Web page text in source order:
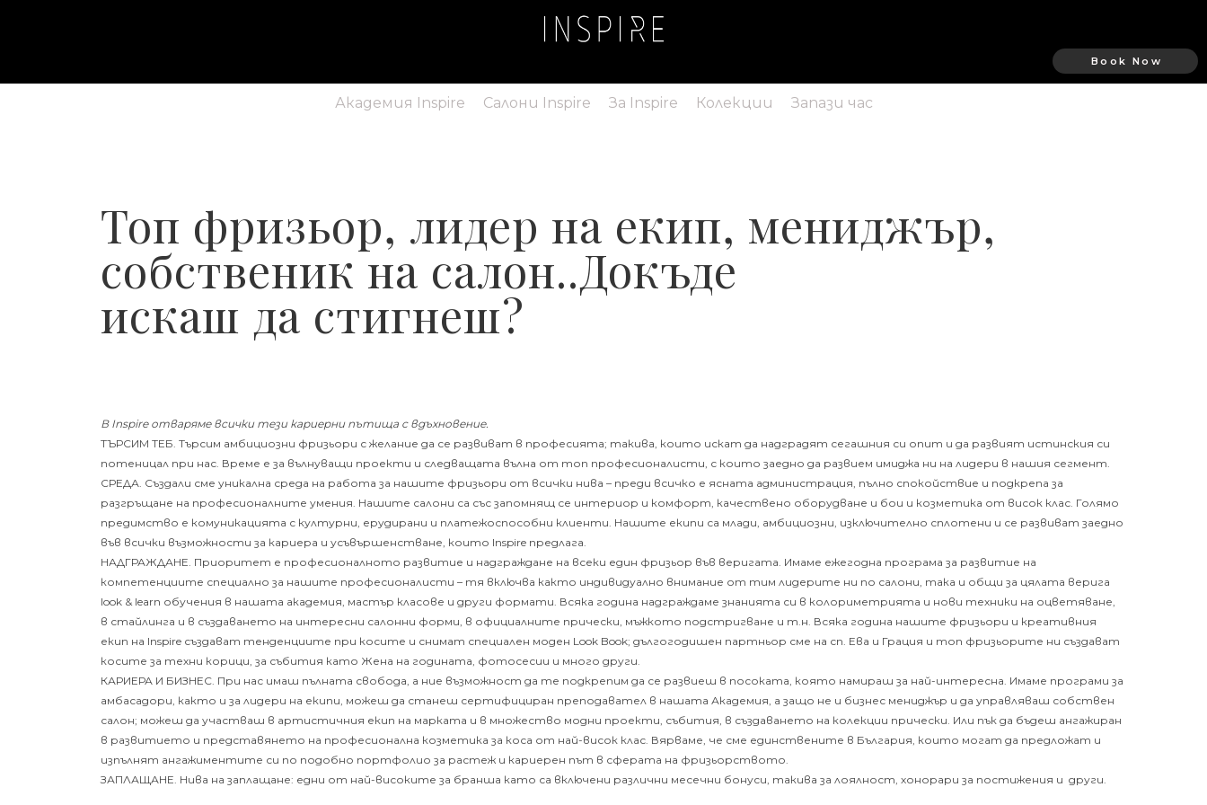
Book Now
Академия Inspire Салони Inspire За Inspire Колекции Запази час
Топ фризьор, лидер на екип, мениджър,
собственик на салон..Докъде
искаш да стигнеш?
В Inspire отваряме всички тези кариерни пътища с вдъхновение.
ТЪРСИМ ТЕБ. Търсим амбициозни фризьори с желание да се развиват в професията; такива, които искат да надградят сегашния си опит и да развият истинския си
потеницал при нас. Време е за вълнуващи проекти и следващата вълна от топ професионалисти, с които заедно да развием имиджа ни на лидери в нашия сегмент.
СРЕДА. Създали сме уникална среда на работа за нашите фризьори от всички нива – преди всичко е ясната администрация, пълно спокойствие и подкрепа за
разгръщане на професионалните умения. Нашите салони са със запомнящ се интериор и комфорт, качествено оборудване и бои и козметика от висок клас. Голямо
предимство е комуникацията с културни, ерудирани и платежоспособни клиенти. Нашите екипи са млади, амбициозни, изключително сплотени и се развиват заедно
във всички възможности за кариера и усъвършенстване, които Inspire предлага.
НАДГРАЖДАНЕ. Приоритет е професионалното развитие и надграждане на всеки един фризьор във веригата. Имаме ежегодна програма за развитие на
компетенциите специално за нашите професионалисти – тя включва както индивидуално внимание от тим лидерите ни по салони, така и общи за цялата верига
look & learn обучения в нашата академия, мастър класове и други формати. Всяка година надграждаме знанията си в колориметрията и нови техники на оцветяване,
в стайлинга и в създаването на интересни салонни форми, в официалните прически, мъжкото подстригване и т.н. Всяка година нашите фризьори и креативния
екип на Inspire създават тенденциите при косите и снимат специален моден Look Book; дългогодишен партньор сме на сп. Ева и Грация и топ фризьорите ни създават
косите за техни корици, за събития като Жена на годината, фотосесии и много други.
КАРИЕРА И БИЗНЕС. При нас имаш пълната свобода, а ние възможност да те подкрепим да се развиеш в посоката, която намираш за най-интересна. Имаме програми за
амбасадори, както и за лидери на екипи, можеш да станеш сертифициран преподавател в нашата Академия, а защо не и бизнес мениджър и да управляваш собствен
салон; можеш да участваш в артистичния екип на марката и в множество модни проекти, събития, в създаването на колекции прически. Или пък да бъдеш ангажиран
в развитието и представянето на професионална козметика за коса от най-висок клас. Вярваме, че сме единствените в България, които могат да предложат и
изпълнят ангажиментите си по подобно портфолио за растеж и кариерен път в сферата на фризьорството.
ЗАПЛАЩАНЕ. Нива на заплащане: едни от най-високите за бранша като са включени различни месечни бонуси, такива за лоялност, хонорари за постижения и други.